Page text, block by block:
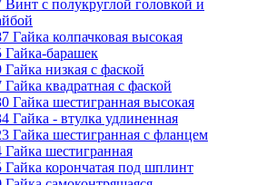
с полукруглой головкой и
Гайка колпачковая высокая
барашек
низкая с фаской
квадратная с фаской
Гайка шестигранная высокая
Гайка - втулка удлиненная
Гайка шестигранная с фланцем
шестигранная
корончатая под шплинт